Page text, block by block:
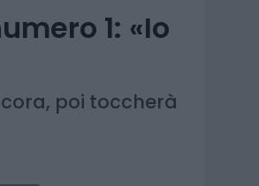
1: «Io
poi toccherà